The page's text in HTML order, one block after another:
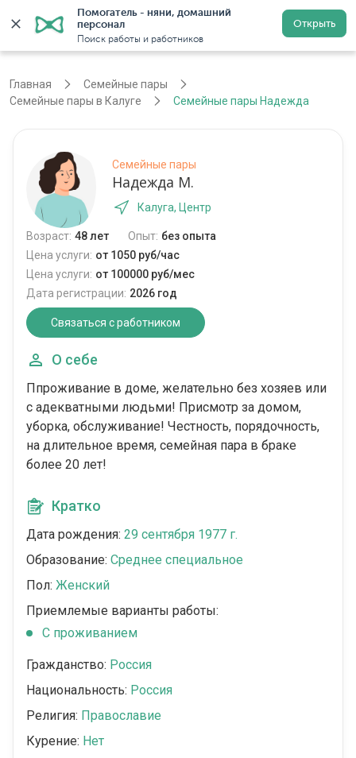
Помогатель - няни, домашний
персонал
Поиск работы и работников
Открыть
Регистрация
Главная
Семейные пары
Семейные пары в Калуге
Семейные пары Надежда
Семейные пары
Надежда М.
Калуга, Центр
Возраст: 48 лет Опыт: без опыта
Цена услуги: от 1050 руб/час
Цена услуги: от 100000 руб/мес
Дата регистрации: 2026 год
Связаться с работником
О себе
Ппроживание в доме, желательно без хозяев или
с адекватными людьми! Присмотр за домом,
уборка, обслуживание! Честность, порядочность,
на длительное время, семейная пара в браке
более 20 лет!
Кратко
Дата рождения: 29 сентября 1977 г.
Образование: Среднее специальное
Пол: Женский
Приемлемые варианты работы:
C проживанием
Гражданство: Россия
Национальность: Россия
Религия: Православие
Курение: Нет